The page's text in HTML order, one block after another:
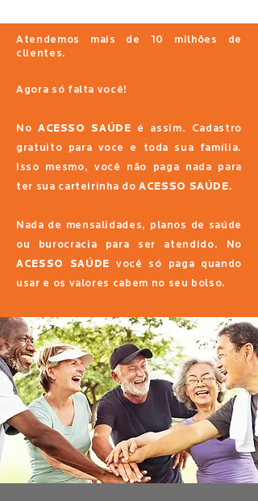
Atendemos mais de 10 milhões de
clientes.
Agora só falta você!
No ACESSO SAÚDE é assim. Cadastro
gratuito para voce e toda sua família.
Isso mesmo, você não paga nada para
ter sua carteirinha do ACESSO SAÚDE.
Nada de mensalidades, planos de saúde
ou burocracia para ser atendido. No
ACESSO SAÚDE você só paga quando
usar e os valores cabem no seu bolso.